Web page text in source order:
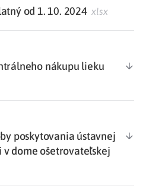
od 1. 10. 2024xlsx
nákupu lieku
poskytovania ústavnej
dome ošetrovateľskej